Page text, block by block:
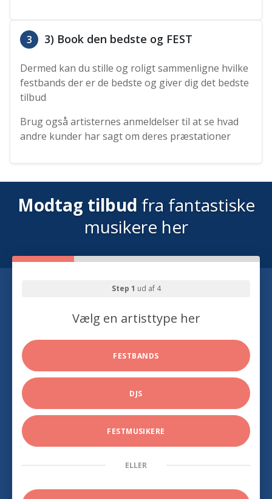
3 3) Book den bedste og FEST
Dermed kan du stille og roligt sammenligne hvilke
festbands der er de bedste og giver dig det bedste
tilbud
Brug også artisternes anmeldelser til at se hvad
andre kunder har sagt om deres præstationer
Modtag tilbud fra fantastiske
musikere her
Step 1 ud af 4
Vælg en artisttype her
FESTBANDS
DJS
FESTMUSIKERE
ELLER